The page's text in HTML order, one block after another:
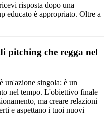
risposta dopo una
educato è appropriato. Oltre a
pitching che regga nel
un'azione singola: è un
nel tempo. L'obiettivo finale
ma creare relazioni
e aspettano i tuoi nuovi